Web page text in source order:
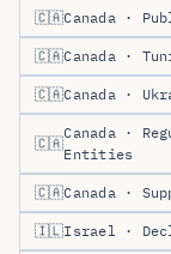
🇨🇦Canada ·
🇨🇦Canada ·
🇨🇦Canada ·
🇨🇦
Canada ·
Entities
🇨🇦Canada ·
🇮🇱Israel ·